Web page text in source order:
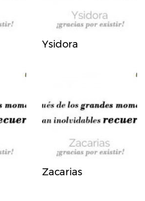
Ysidora
Zacarias